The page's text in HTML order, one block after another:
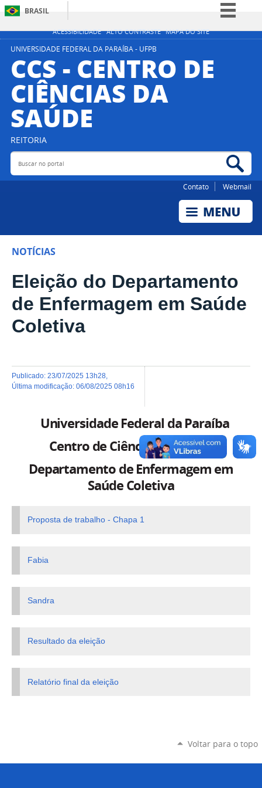
ACESSIBILIDADE ALTO CONTRASTE MAPA DO SITE
BRASIL
Simplifique!
Participe
Acesso à informação
Legislação
UNIVERSIDADE FEDERAL DA PARAÍBA - UFPB
CCS - CENTRO DE
CIÊNCIAS DA
SAÚDE
REITORIA
Buscar no portal
Contato Webmail
NOTÍCIAS
Eleição do Departamento
de Enfermagem em Saúde
Coletiva
publicado: 23/07/2025 13h28
última modificação: 06/08/2025 08h16
Universidade Federal da Paraíba
Centro de Ciências da Saúde
Departamento de Enfermagem em
Saúde Coletiva
Proposta de trabalho - Chapa 1
Fabia
Sandra
Resultado da eleição
Relatório final da eleição
Voltar para o topo